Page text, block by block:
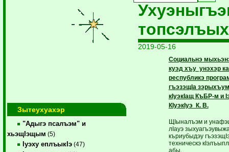
Зытеухуахэр
"Адыгэ псалъэм" и
хьэщIэщым (5)
Iуэху еплъыкIэ (47)
2019-05-16
Социальнэ
куэд хъу унэхэр
республикэ
гъэ­зэщIа
кIуэкIащ ­КъБР-м и
КIуэкIуэ К. В.
ЩIыналъэм и
лIауэ
къриубыдэу
техническэ
абы.